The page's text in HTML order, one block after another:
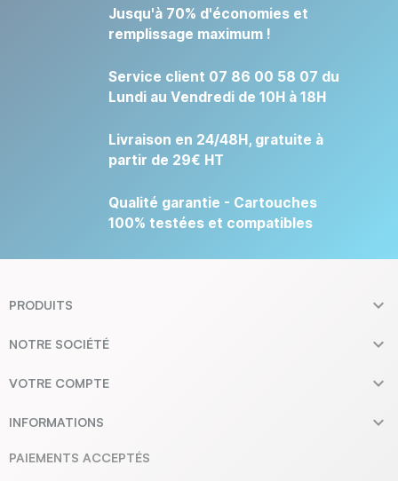
Jusqu'à 70% d'économies et
remplissage maximum !
Service client 07 86 00 58 07 du
Lundi au Vendredi de 10H à 18H
Livraison en 24/48H, gratuite à
partir de 29€ HT
Qualité garantie - Cartouches
100% testées et compatibles
PRODUITS 
NOTRE SOCIÉTÉ 
VOTRE COMPTE 
INFORMATIONS 
PAIEMENTS ACCEPTÉS